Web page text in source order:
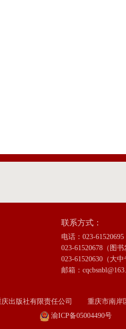
联系方式：
电话：023-61520695
023-61520678（图书
023-61520630（大中
邮箱：
出版社有限责任公司
重庆市南岸
渝ICP备05004490号